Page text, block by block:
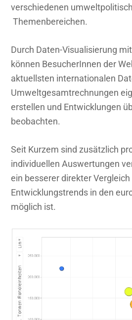
verschiedenen
Themenbereichen.
Durch Daten-Visualisierung
können BesucherInnen der
aktuellsten internationalen
Umweltgesamtrechnungen
erstellen und Entwicklungen
beobachten.
Seit Kurzem sind zusätzlich
individuellen Auswertungen
ein besserer direkter
Entwicklungstrends in den
möglich ist.